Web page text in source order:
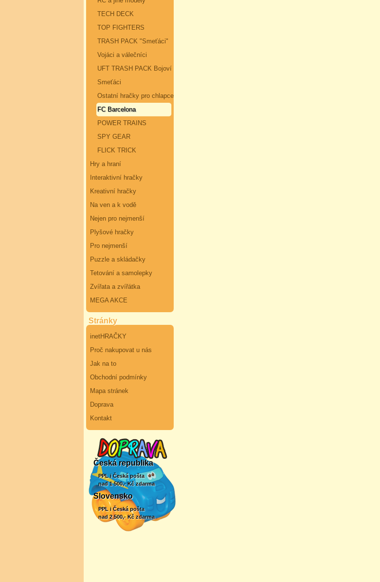
TECH DECK
TOP FIGHTERS
TRASH PACK "Smeťáci"
Vojáci a válečníci
UFT TRASH PACK Bojoví
Smeťáci
Ostatní hračky pro chlapce
FC Barcelona
POWER TRAINS
SPY GEAR
FLICK TRICK
Hry a hraní
Interaktivní hračky
Kreativní hračky
Na ven a k vodě
Nejen pro nejmenší
Plyšové hračky
Pro nejmenší
Puzzle a skládačky
Tetování a samolepky
Zvířata a zvířátka
MEGA AKCE
Stránky
inetHRAČKY
Proč nakupovat u nás
Jak na to
Obchodní podmínky
Mapa stránek
Doprava
Kontakt
Česká republika
PPL i Česká pošta
nad 1 500,- Kč zdarma
Slovensko
PPL i Česká pošta
nad 2 500,- Kč zdarma